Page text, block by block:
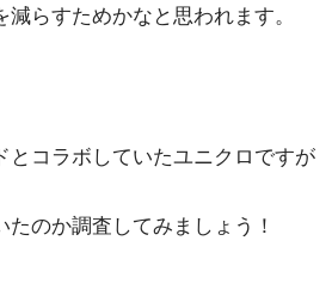
らすためかなと思われます。
とコラボしていたユニクロですが
のか調査してみましょう！